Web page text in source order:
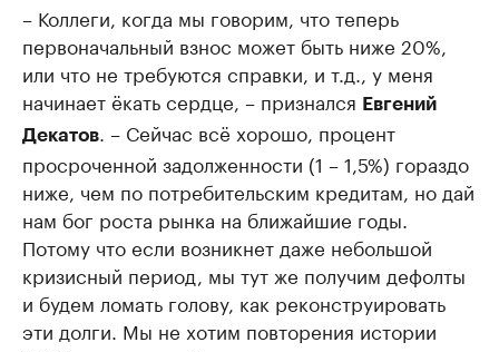
– Коллеги, когда мы говорим, что теперь
первоначальный взнос может быть ниже 20%,
или что не требуются справки, и т.д., у меня
начинает ёкать сердце, – признался Евгений
Декатов . – Сейчас всё хорошо, процент
просроченной задолженности (1 – 1,5%) гораздо
ниже, чем по потребительским кредитам, но дай
нам бог роста рынка на ближайшие годы.
Потому что если возникнет даже небольшой
кризисный период, мы тут же получим дефолты
и будем ломать голову, как реконструировать
эти долги. Мы не хотим повторения истории